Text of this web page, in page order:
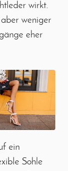
wirkt.
weniger
eher
ein
Sohle